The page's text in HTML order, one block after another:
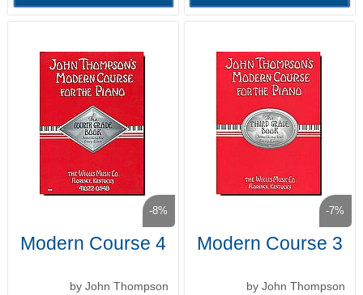
-7%
Modern Course 3
by John Thompson
-8%
Modern Course 4
by John Thompson